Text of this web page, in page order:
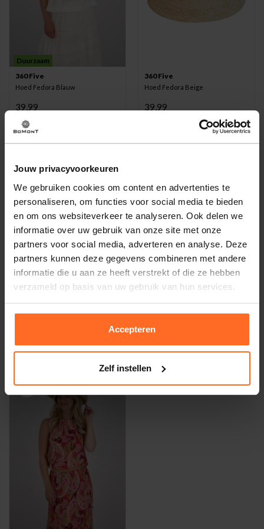
Jouw privacyvoorkeuren
We gebruiken cookies om content en advertenties te
personaliseren, om functies voor social media te bieden
en om ons websiteverkeer te analyseren. Ook delen we
informatie over uw gebruik van onze site met onze
partners voor social media, adverteren en analyse. Deze
partners kunnen deze gegevens combineren met andere
informatie die u aan ze heeft verstrekt of die ze hebben
verzameld op basis van uw gebruik van hun services.
Accepteren
Zelf instellen
Duurzaam
360 Five
Hoed Fedora Blauw
39,99
360 Five
Hoed Fedora Beige
39,99